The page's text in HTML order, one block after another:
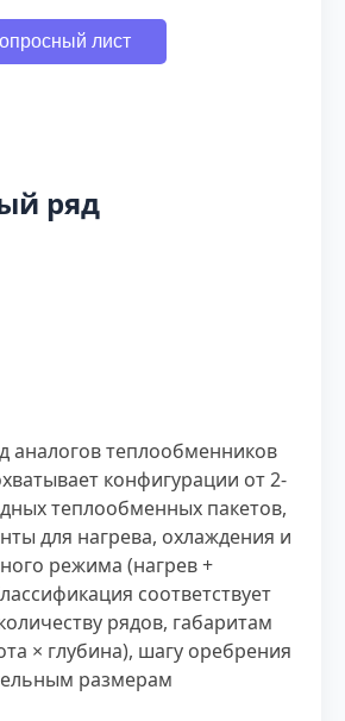
лист
ряд
аналогов теплообменников
конфигурации от 2-
теплообменных пакетов,
для нагрева, охлаждения и
режима (нагрев +
соответствует
рядов, габаритам
× глубина), шагу оребрения
размерам